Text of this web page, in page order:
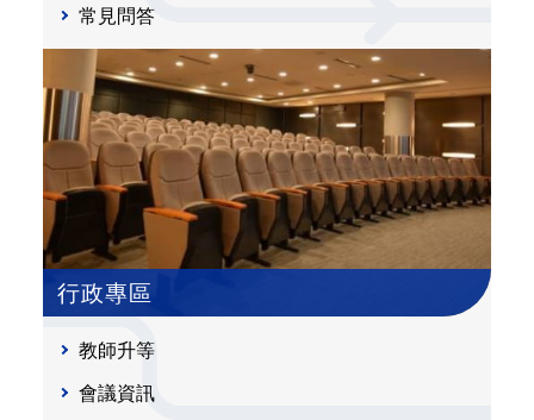
常見問答
行政專區
教師升等
會議資訊